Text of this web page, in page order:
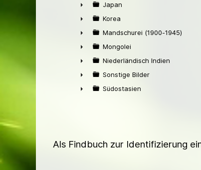
►
►
Japan
►
Korea
►
Mandschurei (1900-1945)
►
Mongolei
►
Niederländisch Indien
►
Sonstige Bilder
Südostasien
Als Findbuch zur Identifizierung